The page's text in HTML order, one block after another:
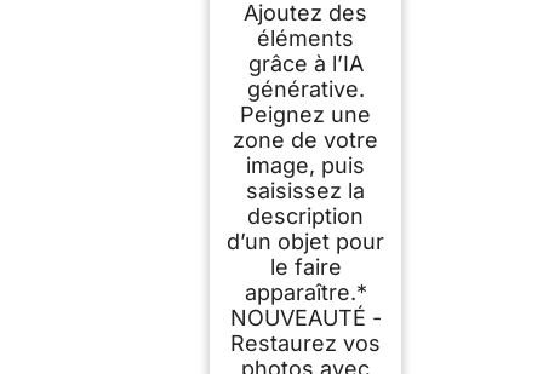
Ajoutez des
éléments
grâce à l’IA
générative.
Peignez une
zone de votre
image, puis
saisissez la
description
d’un objet pour
le faire
apparaître.*
NOUVEAUTÉ -
Restaurez vos
photos avec